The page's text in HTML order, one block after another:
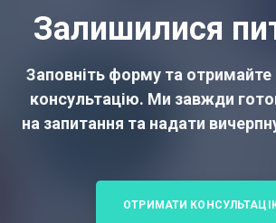
Залишилися
Заповніть форму та
консультацію. Ми завжди
на запитання та надати
ОТРИМАТИ